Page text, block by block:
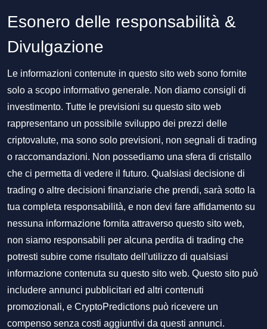
Esonero delle responsabilità &
Divulgazione
Le informazioni contenute in questo sito web sono fornite
solo a scopo informativo generale. Non diamo consigli di
investimento. Tutte le previsioni su questo sito web
rappresentano un possibile sviluppo dei prezzi delle
criptovalute, ma sono solo previsioni, non segnali di trading
o raccomandazioni. Non possediamo una sfera di cristallo
che ci permetta di vedere il futuro. Qualsiasi decisione di
trading o altre decisioni finanziarie che prendi, sarà sotto la
tua completa responsabilità, e non devi fare affidamento su
nessuna informazione fornita attraverso questo sito web,
non siamo responsabili per alcuna perdita di trading che
potresti subire come risultato dell'utilizzo di qualsiasi
informazione contenuta su questo sito web. Questo sito può
includere annunci pubblicitari ed altri contenuti
promozionali, e CryptoPredictions può ricevere un
compenso senza costi aggiuntivi da questi annunci.